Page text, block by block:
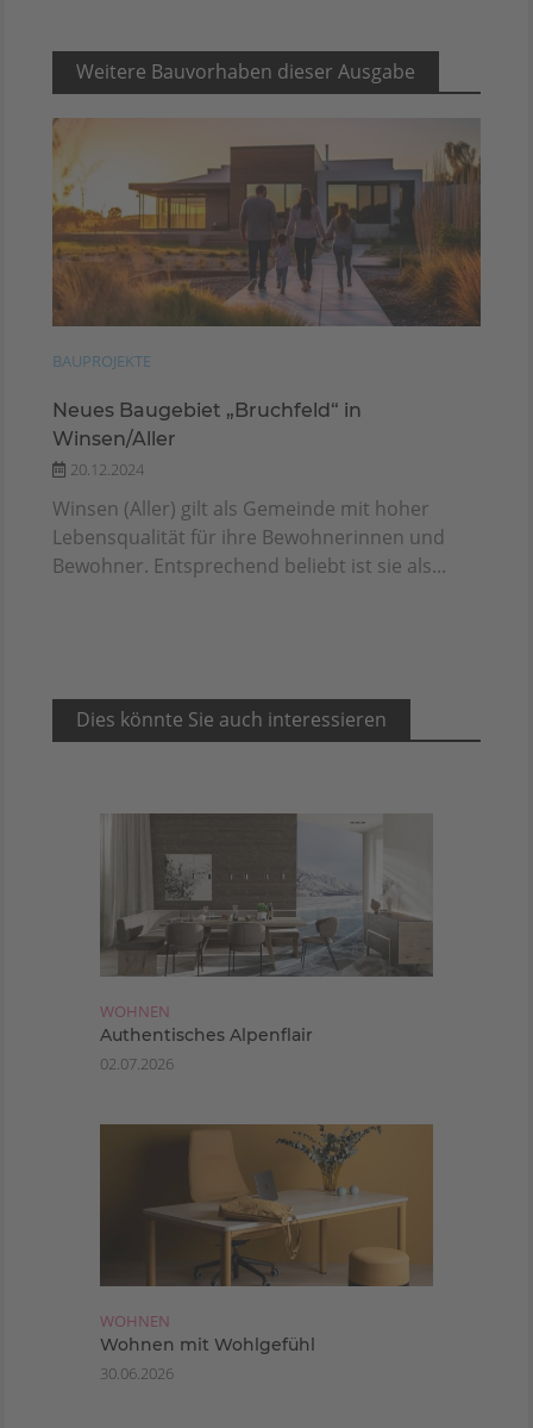
Weitere Bauvorhaben dieser Ausgabe
BAUPROJEKTE
Neues Baugebiet „Bruchfeld“ in
Winsen/Aller
20.12.2024
Winsen (Aller) gilt als Gemeinde mit hoher
Lebensqualität für ihre Bewohnerinnen und
Bewohner. Entsprechend beliebt ist sie als...
Dies könnte Sie auch interessieren
WOHNEN
Authentisches Alpenflair
02.07.2026
WOHNEN
Wohnen mit Wohlgefühl
30.06.2026